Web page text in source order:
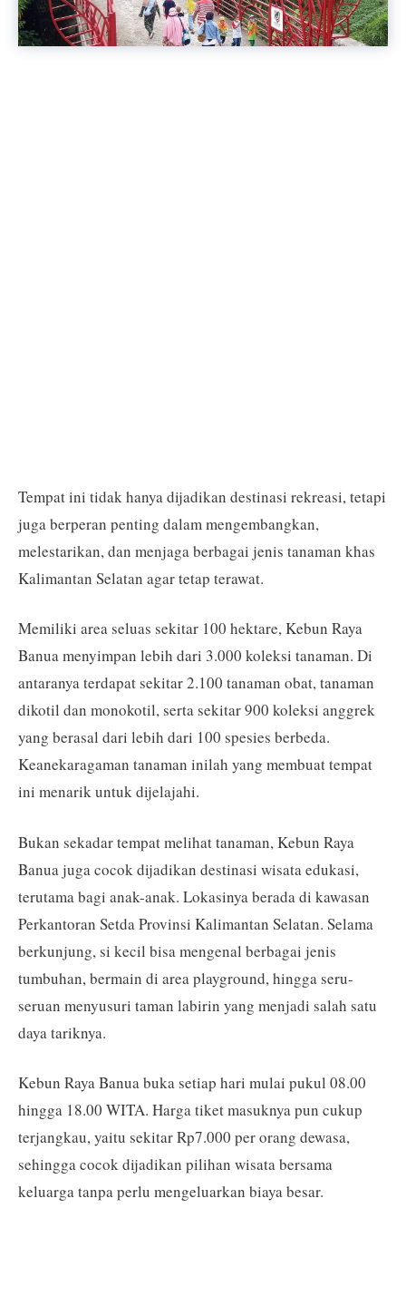
Tempat ini tidak hanya dijadikan destinasi rekreasi, tetapi
juga berperan penting dalam mengembangkan,
melestarikan, dan menjaga berbagai jenis tanaman khas
Kalimantan Selatan agar tetap terawat.
Memiliki area seluas sekitar 100 hektare, Kebun Raya
Banua menyimpan lebih dari 3.000 koleksi tanaman. Di
antaranya terdapat sekitar 2.100 tanaman obat, tanaman
dikotil dan monokotil, serta sekitar 900 koleksi anggrek
yang berasal dari lebih dari 100 spesies berbeda.
Keanekaragaman tanaman inilah yang membuat tempat
ini menarik untuk dijelajahi.
Bukan sekadar tempat melihat tanaman, Kebun Raya
Banua juga cocok dijadikan destinasi wisata edukasi,
terutama bagi anak-anak. Lokasinya berada di kawasan
Perkantoran Setda Provinsi Kalimantan Selatan. Selama
berkunjung, si kecil bisa mengenal berbagai jenis
tumbuhan, bermain di area playground, hingga seru-
seruan menyusuri taman labirin yang menjadi salah satu
daya tariknya.
Kebun Raya Banua buka setiap hari mulai pukul 08.00
hingga 18.00 WITA. Harga tiket masuknya pun cukup
terjangkau, yaitu sekitar Rp7.000 per orang dewasa,
sehingga cocok dijadikan pilihan wisata bersama
keluarga tanpa perlu mengeluarkan biaya besar.